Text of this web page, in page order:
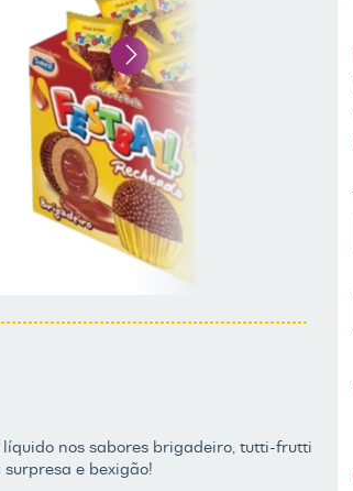
nos sabores brigadeiro, tutti-frutti
e bexigão!